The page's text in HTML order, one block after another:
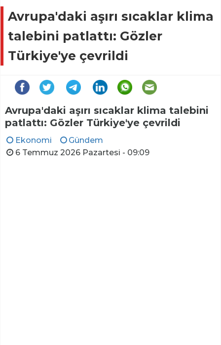
Avrupa'daki aşırı sıcaklar klima
talebini patlattı: Gözler
Türkiye'ye çevrildi
Avrupa'daki aşırı sıcaklar klima talebini
patlattı: Gözler Türkiye'ye çevrildi
Ekonomi
Gündem
6 Temmuz 2026 Pazartesi - 09:09